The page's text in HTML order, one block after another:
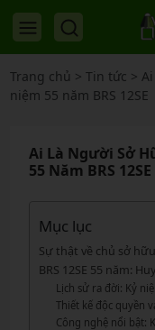
Trang chủ > Tin tức >
niệm 55 năm BRS 12SE
Ai Là Người Sở
55 Năm BRS 12SE
Mục lục
Sự thật về chủ sở
BRS 12SE 55 năm:
Lịch sử ra đời: Kỷ
Thiết kế độc quyền
Công nghệ nổi bật: